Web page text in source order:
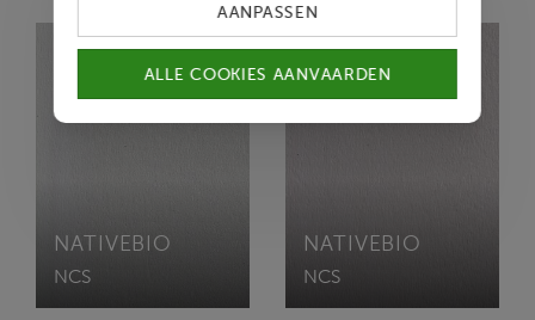
NATIVEBIO
NCS
NATIVEBIO
NCS
AANPASSEN
ALLE COOKIES AANVAARDEN